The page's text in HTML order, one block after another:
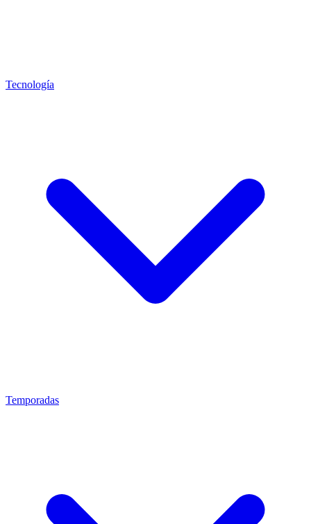
Tecnología
Temporadas